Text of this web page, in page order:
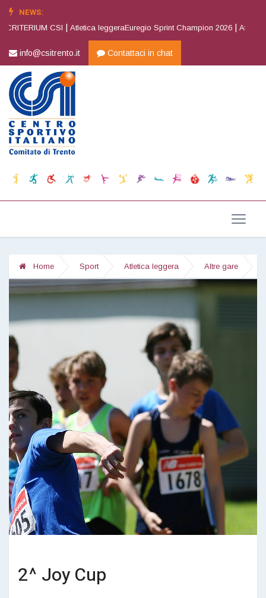
NEWS:
CSI |Atletica leggeraEuregio Sprint Champion 2026 |Atletica
info@csitrento.it Contattaci in chat
Home Sport Atletica leggera Altre gare
2^ Joy Cup